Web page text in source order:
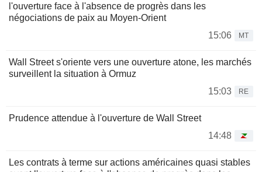
l'ouverture face à l'absence de progrès dans les
négociations de paix au Moyen-Orient
15:06
MT
Wall Street s'oriente vers une ouverture atone, les marchés
surveillent la situation à Ormuz
15:03
RE
Prudence attendue à l'ouverture de Wall Street
14:48
Les contrats à terme sur actions américaines quasi stables